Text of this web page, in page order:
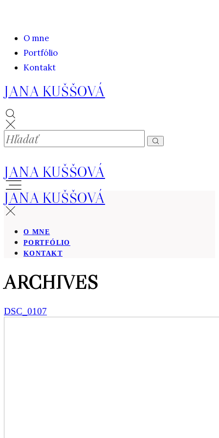
O mne
Portfólio
Kontakt
JANA KUŠŠOVÁ
JANA KUŠŠOVÁ
JANA KUŠŠOVÁ
O MNE
PORTFÓLIO
KONTAKT
ARCHIVES
DSC_0107